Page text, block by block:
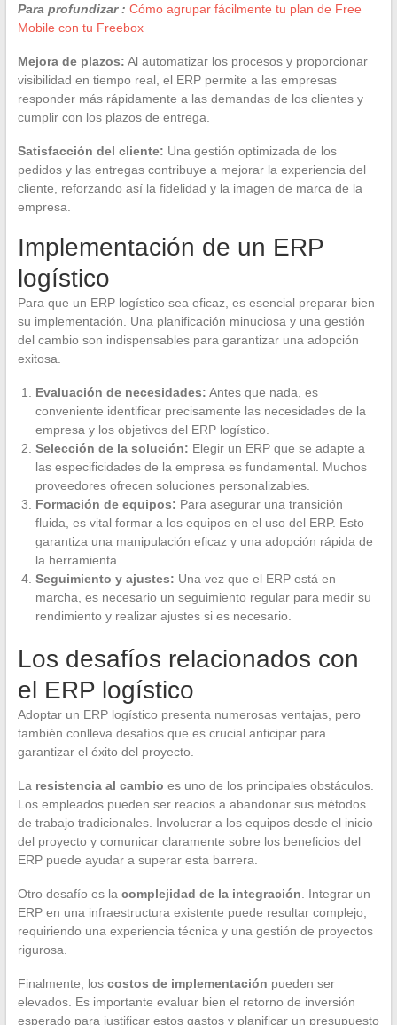
Para profundizar : Cómo agrupar fácilmente tu plan de Free
Mobile con tu Freebox
Mejora de plazos: Al automatizar los procesos y proporcionar
visibilidad en tiempo real, el ERP permite a las empresas
responder más rápidamente a las demandas de los clientes y
cumplir con los plazos de entrega.
Satisfacción del cliente: Una gestión optimizada de los
pedidos y las entregas contribuye a mejorar la experiencia del
cliente, reforzando así la fidelidad y la imagen de marca de la
empresa.
Implementación de un ERP
logístico
Para que un ERP logístico sea eficaz, es esencial preparar bien
su implementación. Una planificación minuciosa y una gestión
del cambio son indispensables para garantizar una adopción
exitosa.
Evaluación de necesidades: Antes que nada, es
conveniente identificar precisamente las necesidades de la
empresa y los objetivos del ERP logístico.
Selección de la solución: Elegir un ERP que se adapte a
las especificidades de la empresa es fundamental. Muchos
proveedores ofrecen soluciones personalizables.
Formación de equipos: Para asegurar una transición
fluida, es vital formar a los equipos en el uso del ERP. Esto
garantiza una manipulación eficaz y una adopción rápida de
la herramienta.
Seguimiento y ajustes: Una vez que el ERP está en
marcha, es necesario un seguimiento regular para medir su
rendimiento y realizar ajustes si es necesario.
Los desafíos relacionados con
el ERP logístico
Adoptar un ERP logístico presenta numerosas ventajas, pero
también conlleva desafíos que es crucial anticipar para
garantizar el éxito del proyecto.
La resistencia al cambio es uno de los principales obstáculos.
Los empleados pueden ser reacios a abandonar sus métodos
de trabajo tradicionales. Involucrar a los equipos desde el inicio
del proyecto y comunicar claramente sobre los beneficios del
ERP puede ayudar a superar esta barrera.
Otro desafío es la complejidad de la integración . Integrar un
ERP en una infraestructura existente puede resultar complejo,
requiriendo una experiencia técnica y una gestión de proyectos
rigurosa.
Finalmente, los costos de implementación pueden ser
elevados. Es importante evaluar bien el retorno de inversión
esperado para justificar estos gastos y planificar un presupuesto